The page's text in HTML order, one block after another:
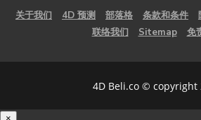
关于我们 4D 预测 部落格 条款和条件
联络我们
Sitemap 免
4D Beli.co © copyright